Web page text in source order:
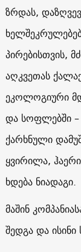
ზრდას,
პირებისთვის,
აღკვეთას
ეკოლოგიური
და სოფლებში –
ქარხნული
ყვირილა,
ხდება ნიადაგი.
მაშინ
შედგა და